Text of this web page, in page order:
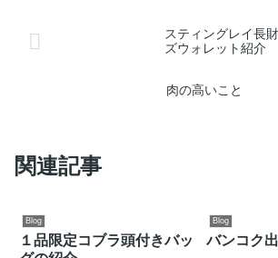
スティングレイ長
ズウォレット紹介
肉の高いこと
関連記事
Blog
１品限定コブラ頭付きバッ
Blog
バンコク